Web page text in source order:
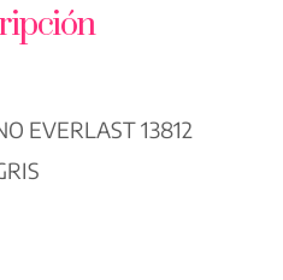
EVERLAST 13812